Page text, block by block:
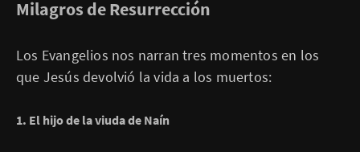
Milagros de Resurrección
Los Evangelios nos narran tres momentos en los
que Jesús devolvió la vida a los muertos:
1. El hijo de la viuda de Naín